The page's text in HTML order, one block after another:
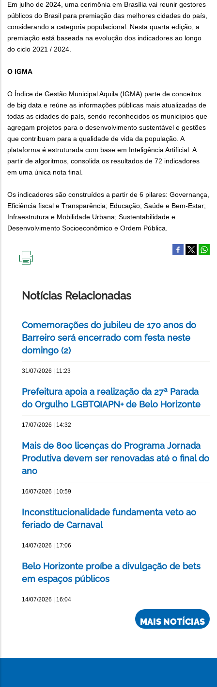
Em julho de 2024, uma cerimônia em Brasília vai reunir gestores
públicos do Brasil para premiação das melhores cidades do país,
considerando a categoria populacional. Nesta quarta edição, a
premiação está baseada na evolução dos indicadores ao longo
do ciclo 2021 / 2024.
O IGMA
O Índice de Gestão Municipal Aquila (IGMA) parte de conceitos
de big data e reúne as informações públicas mais atualizadas de
todas as cidades do país, sendo reconhecidos os municípios que
agregam projetos para o desenvolvimento sustentável e gestões
que contribuam para a qualidade de vida da população. A
plataforma é estruturada com base em Inteligência Artificial. A
partir de algoritmos, consolida os resultados de 72 indicadores
em uma única nota final.
Os indicadores são construídos a partir de 6 pilares: Governança,
Eficiência fiscal e Transparência; Educação; Saúde e Bem-Estar;
Infraestrutura e Mobilidade Urbana; Sustentabilidade e
Desenvolvimento Socioeconômico e Ordem Pública.
Notícias Relacionadas
Comemorações do jubileu de 170 anos do
Barreiro será encerrado com festa neste
domingo (2)
31/07/2026 | 11:23
Prefeitura apoia a realização da 27ª Parada
do Orgulho LGBTQIAPN+ de Belo Horizonte
17/07/2026 | 14:32
Mais de 800 licenças do Programa Jornada
Produtiva devem ser renovadas até o final do
ano
16/07/2026 | 10:59
Inconstitucionalidade fundamenta veto ao
feriado de Carnaval
14/07/2026 | 17:06
Belo Horizonte proíbe a divulgação de bets
em espaços públicos
14/07/2026 | 16:04
MAIS NOTÍCIAS